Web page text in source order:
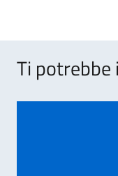
Ti potrebbe